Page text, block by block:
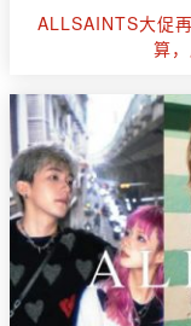
ALLSAINTS大促
算